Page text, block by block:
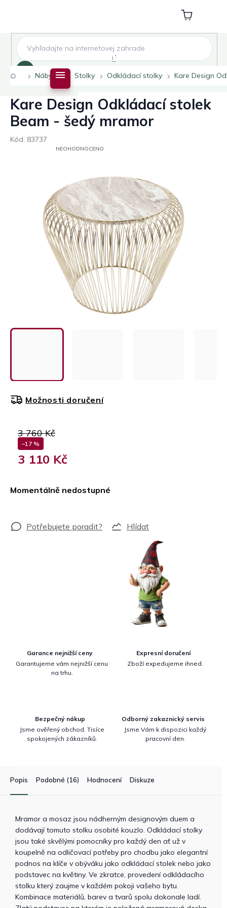
Nákupní
košík
DomůNábytek Stolky Odkládací stolky Kare Design
Kare Design Odkládací stolek
Beam - šedý mramor
Kód: 83737
PRŮMĚRNÉ
HVĚZDIČEK.
NEOHODNOCENO
3 760 Kč
–17 %
3 110 Kč
Momentálně nedostupné
Možnosti doručení
Hlídat
Garance nejnižší ceny
Garantujeme vám nejnižší cenu
na trhu.
Expresní doručení
Zboží expedujeme ihned.
Bezpečný nákup
Jsme ověřený obchod. Tisíce
spokojených zákazníků.
Odborný zakaznický servis
Jsme Vám k dispozici každý
pracovní den.
Popis Podobné (16) Hodnocení Diskuze
Mramor a mosaz jsou nádherným designovým duem a
dodávají tomuto stolku osobité kouzlo. Odkládací stolky
jsou také skvělými pomocníky pro každý den ať už v
koupelně na odličovací potřeby pro chodbu jako elegantní
podnos na klíče v obýváku jako odkládací stolek nebo jako
podstavec na květiny. Ve zkratce, provedení odkládacího
stolku který zaujme v každém pokoji vašeho bytu.
Kombinace materiálů, barev a tvarů spolu dokonale ladí.